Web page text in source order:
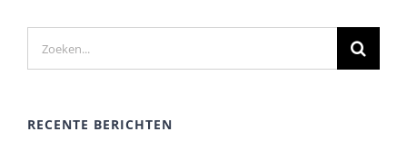
Zoeken
naar:
RECENTE BERICHTEN